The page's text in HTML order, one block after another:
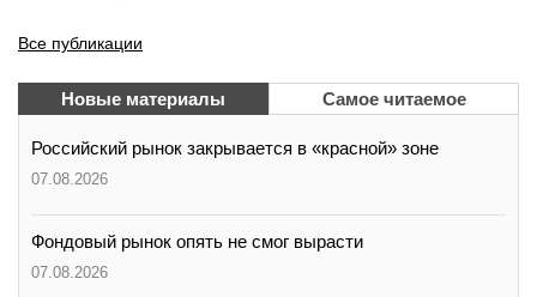
Все публикации
Новые материалы Самое читаемое
Российский рынок закрывается в «красной» зоне
07.08.2026
Фондовый рынок опять не смог вырасти
07.08.2026